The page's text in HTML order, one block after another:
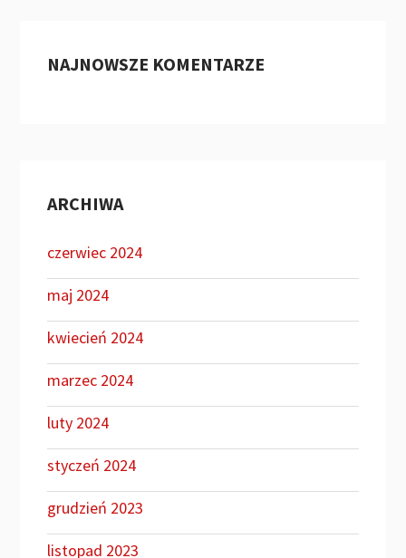
NAJNOWSZE KOMENTARZE
ARCHIWA
czerwiec 2024
maj 2024
kwiecień 2024
marzec 2024
luty 2024
styczeń 2024
grudzień 2023
listopad 2023